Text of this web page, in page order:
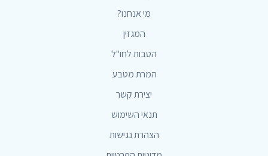
מי אנחנו?
המגזין
הטבות לחו"ל
המרת מטבע
יצירת קשר
תנאי השימוש
הצהרת נגישות